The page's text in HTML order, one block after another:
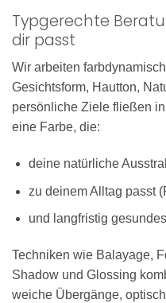
Typgerechte
dir passt
Wir arbeiten
Gesichtsform, Hautton,
persönliche Ziele fließen
eine Farbe, die:
deine natürliche
zu deinem Alltag passt
und langfristig
Techniken wie Balayage,
Shadow und Glossing
weiche Übergänge,